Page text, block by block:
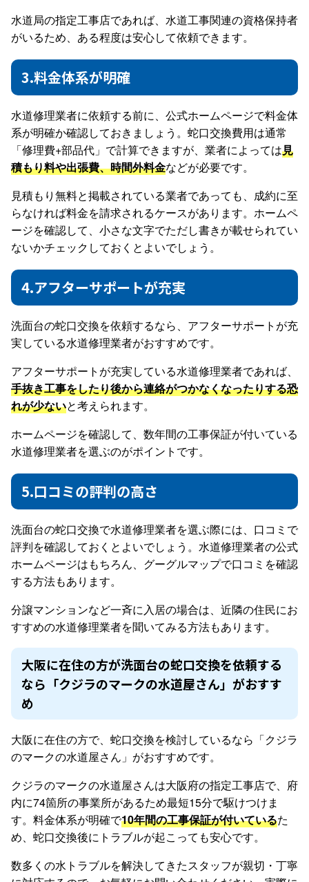
水道局の指定工事店であれば、水道工事関連の資格保持者
がいるため、ある程度は安心して依頼できます。
3.料金体系が明確
水道修理業者に依頼する前に、公式ホームページで料金体
系が明確か確認しておきましょう。蛇口交換費用は通常
「修理費+部品代」で計算できますが、業者によっては見
積もり料や出張費、時間外料金などが必要です。
見積もり無料と掲載されている業者であっても、成約に至
らなければ料金を請求されるケースがあります。ホームペ
ージを確認して、小さな文字でただし書きが載せられてい
ないかチェックしておくとよいでしょう。
4.アフターサポートが充実
洗面台の蛇口交換を依頼するなら、アフターサポートが充
実している水道修理業者がおすすめです。
アフターサポートが充実している水道修理業者であれば、
手抜き工事をしたり後から連絡がつかなくなったりする恐
れが少ないと考えられます。
ホームページを確認して、数年間の工事保証が付いている
水道修理業者を選ぶのがポイントです。
5.口コミの評判の高さ
洗面台の蛇口交換で水道修理業者を選ぶ際には、口コミで
評判を確認しておくとよいでしょう。水道修理業者の公式
ホームページはもちろん、グーグルマップで口コミを確認
する方法もあります。
分譲マンションなど一斉に入居の場合は、近隣の住民にお
すすめの水道修理業者を聞いてみる方法もあります。
大阪に在住の方が洗面台の蛇口交換を依頼する
なら「クジラのマークの水道屋さん」がおすす
め
大阪に在住の方で、蛇口交換を検討しているなら「クジラ
のマークの水道屋さん」がおすすめです。
クジラのマークの水道屋さんは大阪府の指定工事店で、府
内に74箇所の事業所があるため最短15分で駆けつけま
す。料金体系が明確で10年間の工事保証が付いているた
め、蛇口交換後にトラブルが起こっても安心です。
数多くの水トラブルを解決してきたスタッフが親切・丁寧